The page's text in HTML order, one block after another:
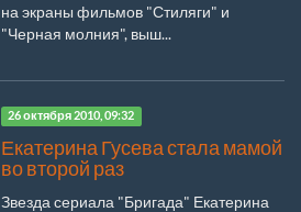
на экраны фильмов "Стиляги" и
"Черная молния", выш...
26 октября 2010, 09:32
Екатерина Гусева стала мамой
во второй раз
Звезда сериала "Бригада" Екатерина